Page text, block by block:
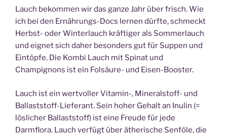
Lauch bekommen wir das ganze Jahr über frisch. Wie
ich bei den Ernährungs-Docs lernen dürfte, schmeckt
Herbst- oder Winterlauch kräftiger als Sommerlauch
und eignet sich daher besonders gut für Suppen und
Eintöpfe. Die Kombi Lauch mit Spinat und
Champignons ist ein Folsäure- und Eisen-Booster.
Lauch ist ein wertvoller Vitamin-, Mineralstoff- und
Ballaststoff-Lieferant. Sein hoher Gehalt an Inulin (=
löslicher Ballaststoff) ist eine Freude für jede
Darmflora. Lauch verfügt über ätherische Senföle, die